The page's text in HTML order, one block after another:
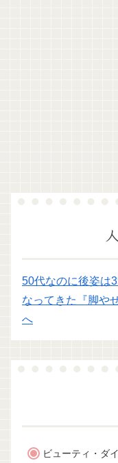
50代なのに後姿は
なってきた『脚や
へ
ビューティ・ダ